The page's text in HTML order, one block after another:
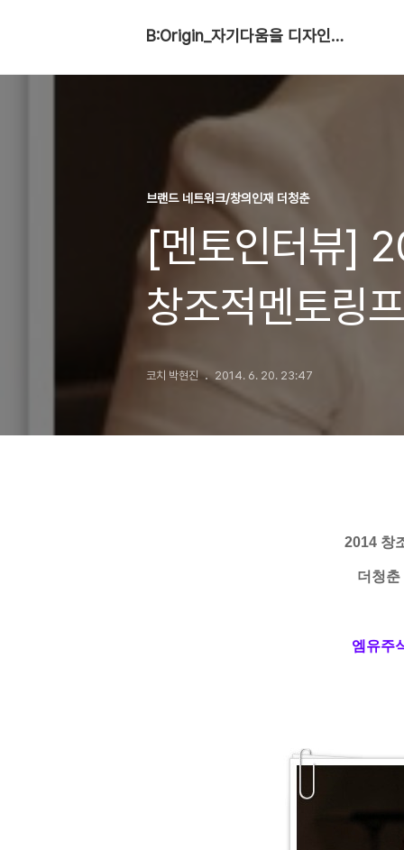
B:Origin_자기다움을 디자인합니다
브랜드 네트워크/창의인재 더청춘
[멘토인터뷰]
창조적멘토링
대표 by 퍼스
코치 박현진 2014. 6. 20. 23:47
2014 창
더청춘
엠유주